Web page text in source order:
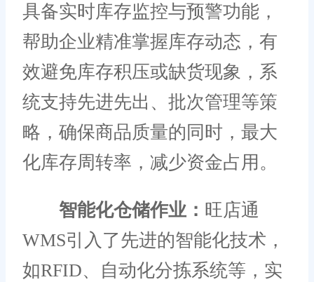
具备实时库存监控与预警功能，
帮助企业精准掌握库存动态，有
效避免库存积压或缺货现象，系
统支持先进先出、批次管理等策
略，确保商品质量的同时，最大
化库存周转率，减少资金占用。
智能化仓储作业： 旺店通
WMS引入了先进的智能化技术，
如RFID、自动化分拣系统等，实